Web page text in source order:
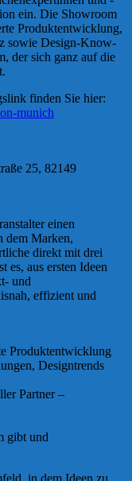
ein. Die Showroom
Produktentwicklung,
sowie Design-Know-
der sich ganz auf die
finden Sie hier:
munich
25, 82149
einen
dem Marken,
direkt mit drei
es, aus ersten Ideen
und
effizient und
Produktentwicklung
Designtrends
Partner –
gibt und